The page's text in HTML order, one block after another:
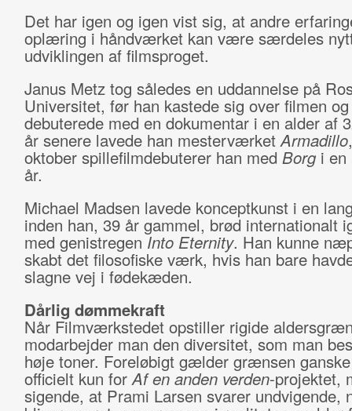
Det har igen og igen vist sig, at andre
oplæring i håndværket kan være særdeles
udviklingen af filmsproget.
Janus Metz tog således en uddannelse på
Universitet, før han kastede sig over filmen og
debuterede med en dokumentar i en alder af
år senere lavede han mesterværketArmadillo
oktober spillefilmdebuterer han med Borgi en
år.
Michael Madsen lavede konceptkunst i en
inden han, 39 år gammel, brød internationalt
med genistregenInto Eternity. Han kunne
skabt det filosofiske værk, hvis han bare
slagne vej i fødekæden.
Dårlig dømmekraft
Når Filmværkstedet opstiller rigide
modarbejder man den diversitet, som man
høje toner. Foreløbigt gælder grænsen
officielt kun forAf en anden verden-projektet,
sigende, at Prami Larsen svarer undvigende,